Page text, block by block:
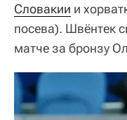
Словакии и
посева). Швёнтек
матче за бронзу